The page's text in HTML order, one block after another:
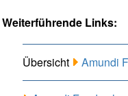
Weiterführende Links:
Übersicht Amundi